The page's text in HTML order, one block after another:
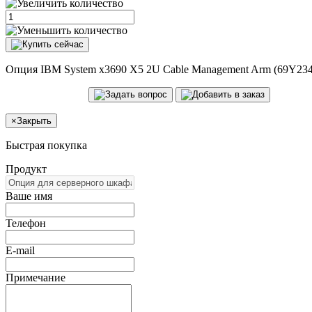
Опция IBM System x3690 X5 2U Cable Management Arm
×Закрыть
Быстрая покупка
Продукт
Ваше имя
Телефон
E-mail
Примечание